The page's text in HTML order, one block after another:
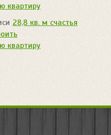
квартиру
28,8 кв. м счастья
квартиру